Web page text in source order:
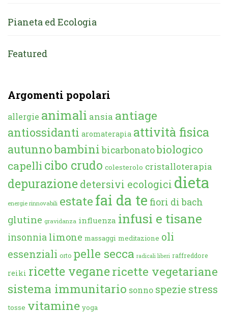
Pianeta ed Ecologia
Featured
Argomenti popolari
allergie animali ansia antiage
antiossidanti aromaterapia attività fisica
autunnobambini bicarbonatobiologico
capelli cibo crudo colesterolo cristalloterapia
depurazione detersivi ecologici dieta
energie rinnovabili estate fai da te fiori di bach
glutine gravidanza influenza infusi e tisane
insonnia limone massaggi meditazione oli
essenziali orto pelle secca radicali liberi raffreddore
reiki ricette veganericette vegetariane
sistema immunitario sonno spezie stress
tosse vitamine yoga